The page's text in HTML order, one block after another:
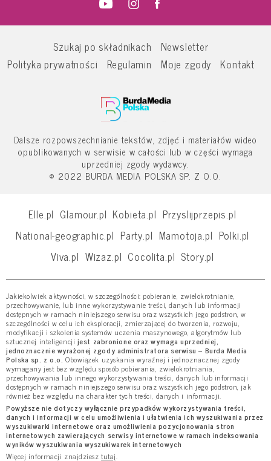
Szukaj po składnikach
Newsletter
Polityka prywatności
Regulamin Moje zgody Kontakt
Dalsze rozpowszechnianie tekstów, zdjęć i materiałów wideo
opublikowanych w serwisie w całości lub w części wymaga
uprzedniej zgody wydawcy.
© 2022 BURDA MEDIA POLSKA SP. Z O.O.
Elle.pl Glamour.pl Kobieta.pl Przyslijprzepis.pl
National-geographic.pl Party.pl Mamotoja.pl Polki.pl
Viva.pl Wizaz.pl Cocolita.pl Story.pl
Jakiekolwiek aktywności, w szczególności: pobieranie, zwielokrotnianie,
przechowywanie, lub inne wykorzystywanie treści, danych lub informacji
dostępnych w ramach niniejszego serwisu oraz wszystkich jego podstron, w
szczególności w celu ich eksploracji, zmierzającej do tworzenia, rozwoju,
modyfikacji i szkolenia systemów uczenia maszynowego, algorytmów lub
sztucznej inteligencji jest zabronione oraz wymaga uprzedniej,
jednoznacznie wyrażonej zgody administratora serwisu – Burda Media
Polska sp. z o.o. Obowiązek uzyskania wyraźnej i jednoznacznej zgody
wymagany jest bez względu sposób pobierania, zwielokrotniania,
przechowywania lub innego wykorzystywania treści, danych lub informacji
dostępnych w ramach niniejszego serwisu oraz wszystkich jego podstron, jak
również bez względu na charakter tych treści, danych i informacji.
Powyższe nie dotyczy wyłącznie przypadków wykorzystywania treści,
danych i informacji w celu umożliwienia i ułatwienia ich wyszukiwania przez
wyszukiwarki internetowe oraz umożliwienia pozycjonowania stron
internetowych zawierających serwisy internetowe w ramach indeksowania
wyników wyszukiwania wyszukiwarek internetowych
Więcej informacji znajdziesztutaj.